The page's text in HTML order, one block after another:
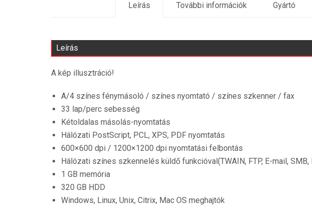
Leírás További információk Gyártó
Leírás
A kép illusztráció!
A/4 színes fénymásoló / színes nyomtató / színes szkenner / fax
33 lap/perc sebesség
Kétoldalas másolás-nyomtatás
Hálózati PostScript, PCL, XPS, PDF nyomtatás
600×600 dpi / 1200×1200 dpi nyomtatási felbontás
Hálózati színes szkennelés küldő funkcióval(TWAIN, FTP, E-mail, SMB,
1 GB memória
320 GB HDD
Windows, Linux, Unix, Citrix, Mac OS meghajtók